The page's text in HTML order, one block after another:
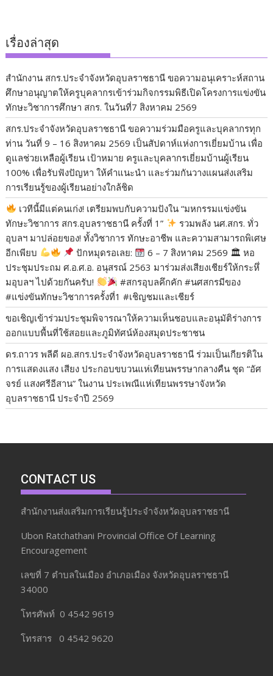
เรื่องล่าสุด
สำนักงาน สกร.ประจำจังหวัดอุบลราชธานี ขอความอนุเคราะห์สถาน
ศึกษาอนุญาตให้ครูบุคลากรเข้าร่วมกิจกรรมพิธีเปิดโครงการแข่งขัน
ทักษะวิชาการศึกษา สกร. ในวันที่7 สิงหาคม 2569
สกร.ประจำจังหวัดอุบลราชธานี ขอความร่วมมือครูและบุคลากรทุก
ท่าน วันที่ 9 – 16 สิงหาคม 2569 เป็นสัปดาห์แห่งการเยี่ยมบ้าน เพื่อ
ดูแลช่วยเหลือผู้เรียน เป้าหมาย ครูและบุคลากรเยี่ยมบ้านผู้เรียน
100% เพื่อรับฟังปัญหา ให้คำแนะนำ และร่วมกันวางแผนส่งเสริม
การเรียนรู้ของผู้เรียนอย่างใกล้ชิด
เวทีนี้มีแต่คนเก่ง! เตรียมพบกับความปังใน “มหกรรมแข่งขัน
ทักษะวิชาการ สกร.อุบลราชธานี ครั้งที่ 1”
​รวมพลัง นศ.สกร. ทั่ว
อุบลฯ มาปล่อยของ! ทั้งวิชาการ ทักษะอาชีพ และความสามารถพิเศษ
อีกเพียบ
ปักหมุดรอเลย:
6 – 7 สิงหาคม 2569 🏛 หอ
ประชุมประถม ศ.อ.ศ.อ. อนุสรณ์ 2563 ​มาร่วมส่งเสียงเชียร์ให้กระหึ่
มอุบลฯ ไปด้วยกันครับ!
​#สกรอุบลคึกคัก #นศสกรมีของ
#แข่งขันทักษะวิชาการครั้งที่1 #เชิญชมและเชียร์
ขอเชิญเข้าร่วมประชุมพิจารณาให้ความเห็นชอบและอนุมัติร่างการ
ออกแบบพื้นที่ใช้สอยและภูมิทัศน์ห้องสมุดประชาชน
ดร.ถาวร พลีดี ผอ.สกร.ประจำจังหวัดอุบลราชธานี ร่วมเป็นเกียรติใน
การแสดงแสง เสียง ประกอบขบวนแห่เทียนพรรษากลางคืน ชุด “อัศ
จรย์ แสงศรีอีสาน” ในงาน ประเพณีแห่เทียนพรรษาจังหวัด
อุบลราชธานี ประจำปี 2569
CONTACT US
สำนักงานส่งเสริมการเรียนรู้ประจำจังหวัดอุบลราชธานี
Ubon Ratchathani Provincial Office Of Learning
Encouragement
เลขที่ 7 ตำบลในเมือง อำเภอเมือง จังหวัดอุบลราชธานี
34000
โทรศัพท์ 0 4542 9619
โทรสาร 0 4542 9620